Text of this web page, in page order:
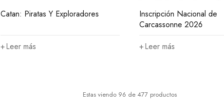
Catan: Piratas Y Exploradores
Leer más
Inscripción Nacional de
Carcassonne 2026
Leer más
Estas viendo 96 de 477 productos